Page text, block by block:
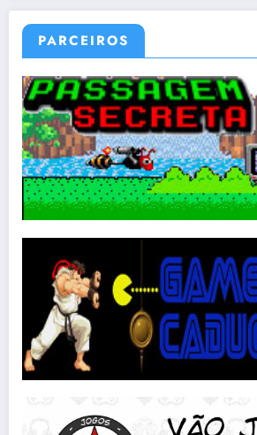
PARCEIROS